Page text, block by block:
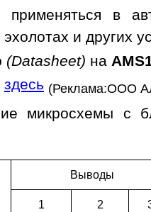
применяться в
и других
(Datasheet) на
здесь (Реклама:ООО
микросхемы с
Выводы
1 2